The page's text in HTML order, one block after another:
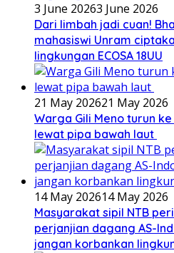
3 June 20263 June 2026
Dari limbah jadi cuan!
mahasiswi Unram
lingkungan ECOSA 18UU
21 May 202621 May 2026
Warga Gili Meno turun
lewat pipa bawah laut
14 May 202614 May 2026
Masyarakat sipil NTB
perjanjian dagang AS-
jangan korbankan